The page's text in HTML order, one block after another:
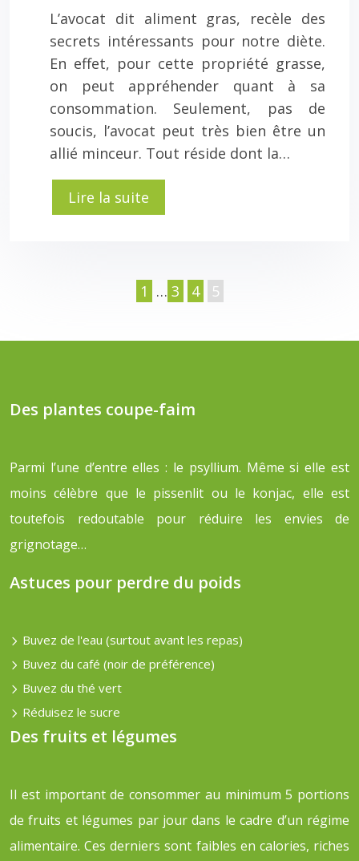
L’avocat dit aliment gras, recèle des
secrets intéressants pour notre diète.
En effet, pour cette propriété grasse,
on peut appréhender quant à sa
consommation. Seulement, pas de
soucis, l’avocat peut très bien être un
allié minceur. Tout réside dont la…
Lire la suite
1 … 3 4 5
Des plantes coupe-faim
Parmi l’une d’entre elles : le psyllium. Même si elle est
moins célèbre que le pissenlit ou le konjac, elle est
toutefois redoutable pour réduire les envies de
grignotage…
Astuces pour perdre du poids
Buvez de l'eau (surtout avant les repas)
Buvez du café (noir de préférence)
Buvez du thé vert
Réduisez le sucre
Des fruits et légumes
Il est important de consommer au minimum 5 portions
de fruits et légumes par jour dans le cadre d’un régime
alimentaire. Ces derniers sont faibles en calories, riches